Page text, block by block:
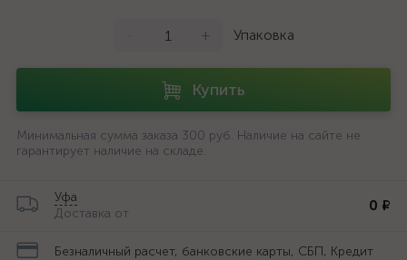
+ Упаковка
Купить
Минимальная сумма заказа 300 руб. Наличие на сайте не
гарантирует наличие на складе.
Уфа
Доставка от
0 ₽
Безналичный расчет, банковские карты, СБП, Кредит